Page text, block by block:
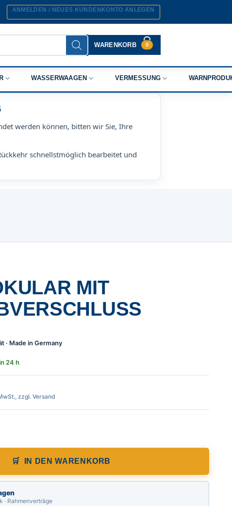
ANMELDEN / NEUES KUNDENKONTO ANLEGEN
WARENKORB 0
WASSERWAAGEN VERMESSUNG
werden können, bitten wir Sie, Ihre
schnellstmöglich bearbeitet und
MIT
· Made in Germany
24 h
zzgl. Versand
Menge
IN DEN WARENKORB
· Rahmenverträge